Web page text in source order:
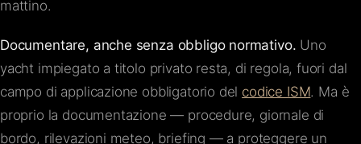
mattino.
Documentare, anche senza obbligo normativo. Uno
yacht impiegato a titolo privato resta, di regola, fuori dal
campo di applicazione obbligatorio del codice ISM. Ma è
proprio la documentazione — procedure, giornale di
bordo, rilevazioni meteo, briefing — a proteggere un